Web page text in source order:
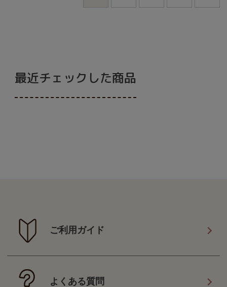
最近チェックした商品
ご利用ガイド
よくある質問